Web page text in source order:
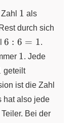
1
1 als
durch sich
6:6=1
6 : 6 = 1.
1
1. Jede
geteilt
ist die Zahl
hat also jede
Bei der